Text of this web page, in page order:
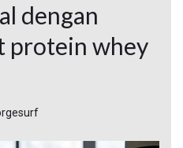
dengan
protein whey